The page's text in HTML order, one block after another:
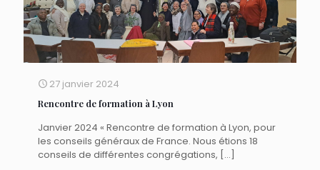
27 janvier 2024
Rencontre de formation à Lyon
Janvier 2024 « Rencontre de formation à Lyon, pour
les conseils généraux de France. Nous étions 18
conseils de différentes congrégations, […]